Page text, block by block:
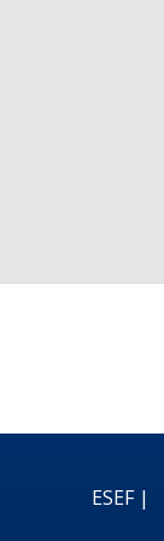
ESEF |